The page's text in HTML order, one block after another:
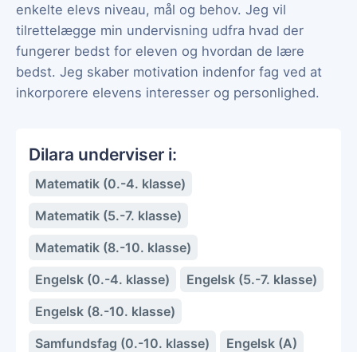
enkelte elevs niveau, mål og behov. Jeg vil
tilrettelægge min undervisning udfra hvad der
fungerer bedst for eleven og hvordan de lære
bedst. Jeg skaber motivation indenfor fag ved at
inkorporere elevens interesser og personlighed.
Dilara underviser i:
Matematik (0.-4. klasse)
Matematik (5.-7. klasse)
Matematik (8.-10. klasse)
Engelsk (0.-4. klasse)
Engelsk (5.-7. klasse)
Engelsk (8.-10. klasse)
Samfundsfag (0.-10. klasse)
Engelsk (A)